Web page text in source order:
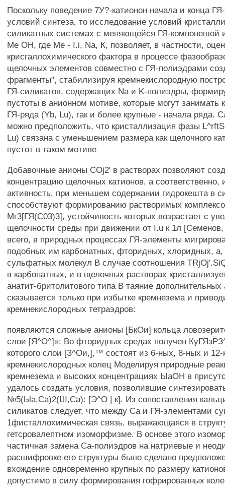
Поскольку поведение 7У?-катионон начала и конца
условий синтеза, то исследование условий
силикатных системах с меняющейся ГЯ-компонешой
Ме ОН, где Ме - I.i, Na, К, позволяет, в частности,
крисгаллохимического фактора в процессе
щелочных элементов совместно с ГЯ-полиэдрами
фрагменты", стабилизируя кремнекислородную
ГЯ-силикатов, содержащих Na и K-полиэдры,
пустоты в анионном мотиве, которые могут занимать
ГЯ-ряда (Yb, Lu), гак и более крупные - начала ряда.
можно предположить, что кристаллизация фазы
Lu) связана с уменьшением размера как щелочного
пустот в таком мотиве
Добавочные анионы COj2' в растворах позволяют
концентрацию щелочных катионов, а
активность, при меньшем содержании гидрокешта в
способствуют формированию растворимых
Мг3[ГЯ(С03)3], устойчивость которых возрастает с
щелочности среды при движении от I.u к 1л
всего, в природных процессах ГЯ-элементы
подобных им карбонатных, фторидных, хлоридных,
сульфатных молекул В случае соотношения
в карбонатных, и в щелочных растворах
анатит-бритолитового типа В таяние
сказывается только при избытке кремнезема и
кремнекислородных тетраэдров:
появляются сложные анионы [БкОи] кольца
слои [Я^О^]»: Во фторидных средах получен
которого слои [З^Ои,],™ состоят из 6-ных, 8-ных и
кремнекислородных колец Моделируя природные
кремнезема и высоких концентрациях ЫаОН в
удалось создать условия, позволившие
№5(Ыа,Са)2(Ш,Са): [Э^О | к]. Из сопоставления
силикатов следует, что между Са и ГЯ-элементами
1фисталлохимическая связь, выражающаяся в
гетсровалептном изоморфизме. В основе этого
частичная замена Са-полиэдров на натриевые и
расшифровке его структуры было сделано
вхождение одновременно крупных по размеру
допустимо в силу формирования гофрированных